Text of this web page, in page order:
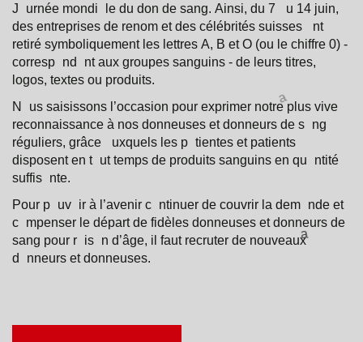
a
o
J
urnée mondi le du don de sang. Ainsi, du 7
u 14 juin,
des entreprises de renom et des célébrités suisses
nt
retiré symbo liquementles lettres
A
, B etO (ou le chiffre 0) -
corresp nd nt aux groupes sanguins - de leurs titres,
ogos, textes ou produits.
N
us saisissons l’occasion pour exprimer notreplus vive
reconnaissance à nos donneuses etdonneurs de s ng
réguliers, grâce
uxquels les p tientes et patients
disposenten t uttemps de produits sanguins en qu
ntité
suffis nte.
Pour p uv ir à l’avenir c ntinuer de couvrir a dem nde et
c mpenser le départde fidèles donneuses etdonneurs de
sang pour r is n d’âge, il fautrecruter de nouveaux
d
nneurs etdonneuses.